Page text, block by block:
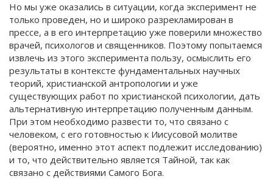
Но мы уже оказались в ситуации, когда эксперимент не
только проведен, но и широко разрекламирован в
прессе, а в его интерпретацию уже поверили множество
врачей, психологов и священников. Поэтому попытаемся
извлечь из этого эксперимента пользу, осмыслить его
результаты в контексте фундаментальных научных
теорий, христианской антропологии и уже
существующих работ по христианской психологии, дать
альтернативную интерпретацию полученным данным.
При этом необходимо развести то, что связано с
человеком, с его готовностью к Иисусовой молитве
(вероятно, именно этот аспект подлежит исследованию)
и то, что действительно является Тайной, так как
связано с действиями Самого Бога.